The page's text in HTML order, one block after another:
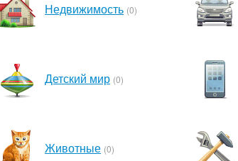
Недвижимость (0)
Детский мир (0)
Животные (0)